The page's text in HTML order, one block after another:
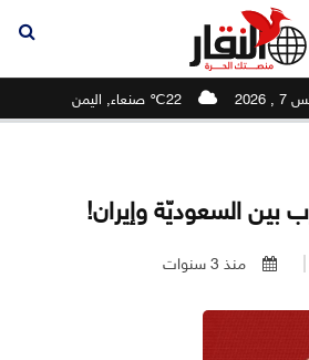
22℃ صنعاء, اليمن
بين السعوديّة وإيران!
منذ 3 سنوات